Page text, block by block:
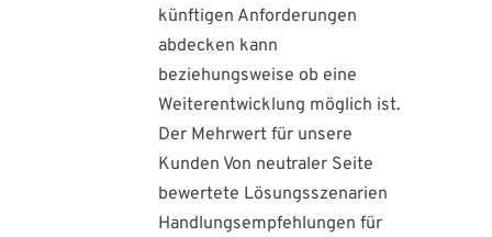
künftigen Anforderungen
abdecken kann
beziehungsweise ob eine
Weiterentwicklung möglich ist.
Der Mehrwert für unsere
Kunden Von neutraler Seite
bewertete Lösungsszenarien
Handlungsempfehlungen für